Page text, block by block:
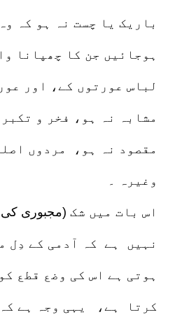
باریک یا چست نہ ہو کہ
ہوجائیں جن کا چھپانا
لباس عورتوں کے، اور
مشابہ نہ ہو، فخر و تکبر
مقصود نہ ہو، مردوں
وغیرہ ۔
نہیں ہے کہ آدمی کے دِل
ہوتی ہے اس کی وضع قطع
کرتا ہے، یہی وجہ ہے